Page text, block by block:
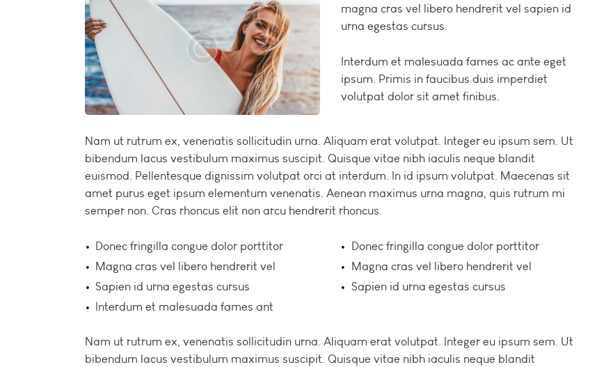
magna cras vel libero hendrerit vel sapien id
urna egestas cursus.
Interdum et malesuada fames ac ante eget
ipsum. Primis in faucibus duis imperdiet
volutpat dolor sit amet finibus.
Nam ut rutrum ex, venenatis sollicitudin urna. Aliquam erat volutpat. Integer eu ipsum sem. Ut
bibendum lacus vestibulum maximus suscipit. Quisque vitae nibh iaculis neque blandit
euismod. Pellentesque dignissim volutpat orci at interdum. In id ipsum volutpat. Maecenas sit
amet purus eget ipsum elementum venenatis. Aenean maximus urna magna, quis rutrum mi
semper non. Cras rhoncus elit non arcu hendrerit rhoncus.
Donec fringilla congue dolor porttitor
Magna cras vel libero hendrerit vel
Sapien id urna egestas cursus
Interdum et malesuada fames ant
Donec fringilla congue dolor porttitor
Magna cras vel libero hendrerit vel
Sapien id urna egestas cursus
Nam ut rutrum ex, venenatis sollicitudin urna. Aliquam erat volutpat. Integer eu ipsum sem. Ut
bibendum lacus vestibulum maximus suscipit. Quisque vitae nibh iaculis neque blandit